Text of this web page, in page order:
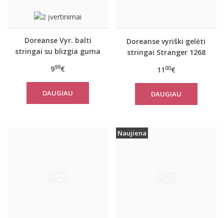
Doreanse Vyr. balti
stringai su blizgia guma
999€
DAUGIAU
Doreanse vyriški gelėti
stringai Stranger 1268
1100€
DAUGIAU
Naujiena